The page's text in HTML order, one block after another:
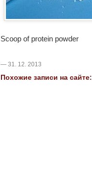
Scoop of protein powder
— 31. 12. 2013
Похожие записи на сайте: